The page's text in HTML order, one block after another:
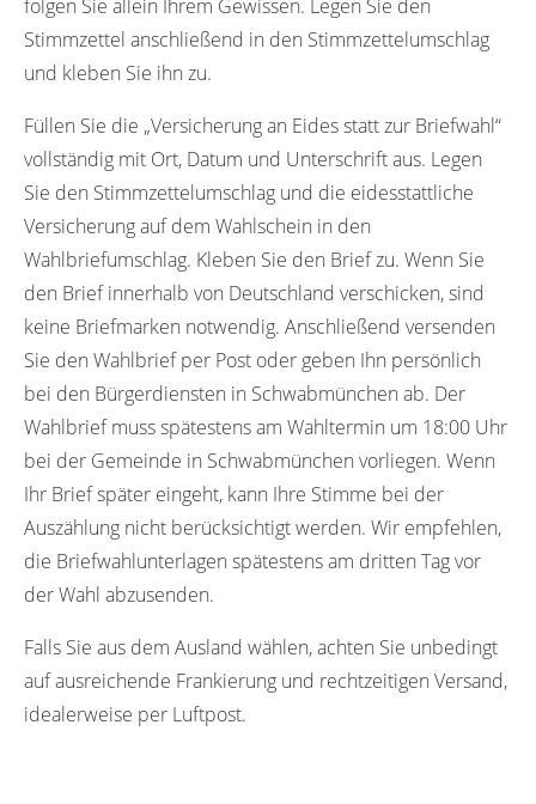
folgen Sie allein Ihrem Gewissen. Legen Sie den
Stimmzettel anschließend in den Stimmzettelumschlag
und kleben Sie ihn zu.
Füllen Sie die „Versicherung an Eides statt zur Briefwahl“
vollständig mit Ort, Datum und Unterschrift aus. Legen
Sie den Stimmzettelumschlag und die eidesstattliche
Versicherung auf dem Wahlschein in den
Wahlbriefumschlag. Kleben Sie den Brief zu. Wenn Sie
den Brief innerhalb von Deutschland verschicken, sind
keine Briefmarken notwendig. Anschließend versenden
Sie den Wahlbrief per Post oder geben Ihn persönlich
bei den Bürgerdiensten in Schwabmünchen ab. Der
Wahlbrief muss spätestens am Wahltermin um 18:00 Uhr
bei der Gemeinde in Schwabmünchen vorliegen. Wenn
Ihr Brief später eingeht, kann Ihre Stimme bei der
Auszählung nicht berücksichtigt werden. Wir empfehlen,
die Briefwahlunterlagen spätestens am dritten Tag vor
der Wahl abzusenden.
Falls Sie aus dem Ausland wählen, achten Sie unbedingt
auf ausreichende Frankierung und rechtzeitigen Versand,
idealerweise per Luftpost.